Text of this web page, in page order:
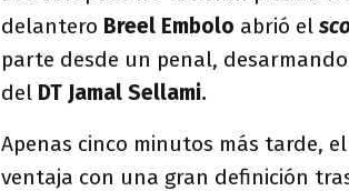
delantero Breel Embolo abrió el
parte desde un penal,
del DT Jamal Sellami.
Apenas cinco minutos más tarde,
ventaja con una gran definición